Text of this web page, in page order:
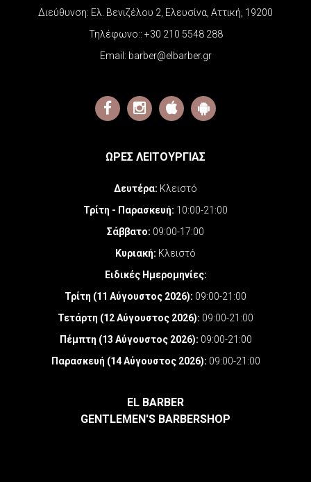
Διεύθυνση: Ελ. Βενιζέλου 2, Ελευσίνα, Αττική, 19200
Τηλέφωνο:: +30 210 5548 288
Email: barber@elbarber.gr
ΩΡΕΣ ΛΕΙΤΟΥΡΓΙΑΣ
Δευτέρα: Κλειστό
Τρίτη - Παρασκευή: 10:00-21:00
Σάββατο: 09:00-17:00
Κυριακή: Κλειστό
Ειδικές Ημερομηνίες:
Τρίτη (11 Αύγουστος 2026): 09:00-21:00
Τετάρτη (12 Αύγουστος 2026): 09:00-21:00
Πέμπτη (13 Αύγουστος 2026): 09:00-21:00
Παρασκευή (14 Αύγουστος 2026): 09:00-21:00
EL BARBER
GENTLEMEN'S BARBERSHOP